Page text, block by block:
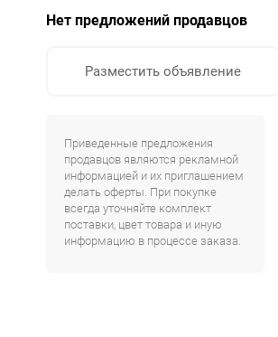
Нет предложений продавцов
Разместить объявление
Приведенные предложения
продавцов являются рекламной
информацией и их приглашением
делать оферты. При покупке
всегда уточняйте комплект
поставки, цвет товара и иную
информацию в процессе заказа.